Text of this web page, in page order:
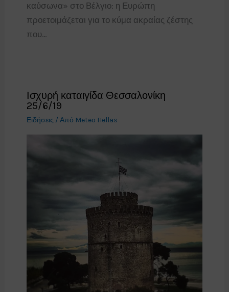
καύσωνα» στο Βέλγιο: η Ευρώπη
προετοιμάζεται για το κύμα ακραίας ζέστης
που…
Ισχυρή καταιγίδα Θεσσαλονίκη
25/6/19
Ειδήσεις / Από Meteo Hellas